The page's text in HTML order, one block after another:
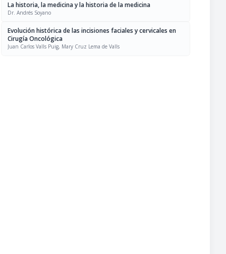
La historia, la medicina y la historia de la medicina
Dr. Andrés Soyano
Evolución histórica de las incisiones faciales y cervicales en
Cirugía Oncológica
Juan Carlos Valls Puig, Mary Cruz Lema de Valls